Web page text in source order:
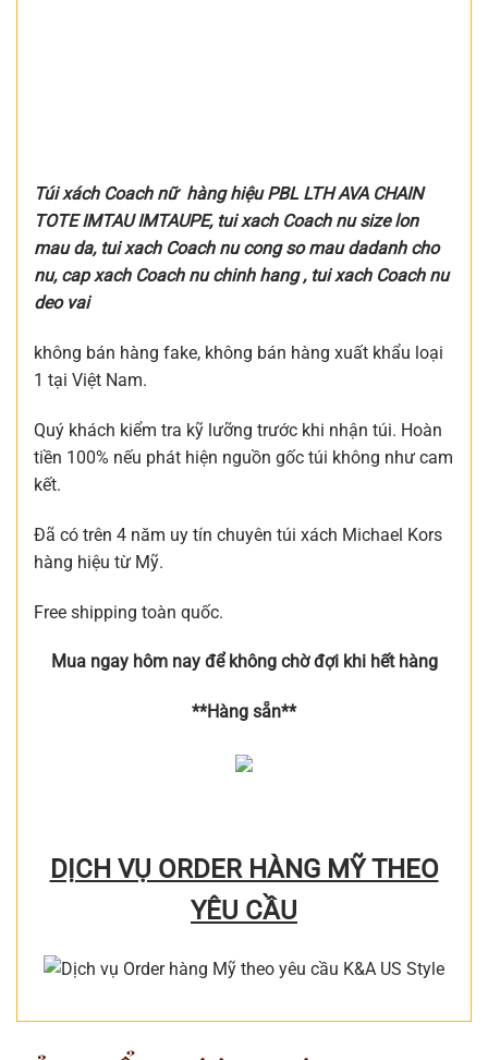
Túi xách Coach nữ hàng hiệu PBL LTH AVA CHAIN
TOTE IMTAU IMTAUPE, tui xach Coach nu size lon
mau da, tui xach Coach nu cong so mau dadanh cho
nu, cap xach Coach nu chinh hang , tui xach Coach nu
deo vai
không bán hàng fake, không bán hàng xuất khẩu loại
1 tại Việt Nam.
Quý khách kiểm tra kỹ lưỡng trước khi nhận túi. Hoàn
tiền 100% nếu phát hiện nguồn gốc túi không như cam
kết.
Đã có trên 4 năm uy tín chuyên túi xách Michael Kors
hàng hiệu từ Mỹ.
Free shipping toàn quốc.
Mua ngay hôm nay để không chờ đợi khi hết hàng
**Hàng sẵn**
DỊCH VỤ ORDER HÀNG MỸ THEO
YÊU CẦU